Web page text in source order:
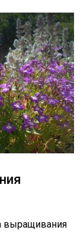
выращивания